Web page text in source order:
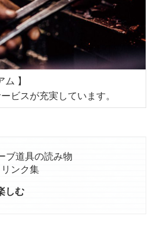
】
ビスが充実しています。
ブ道具の読み物
リンク集
しむ